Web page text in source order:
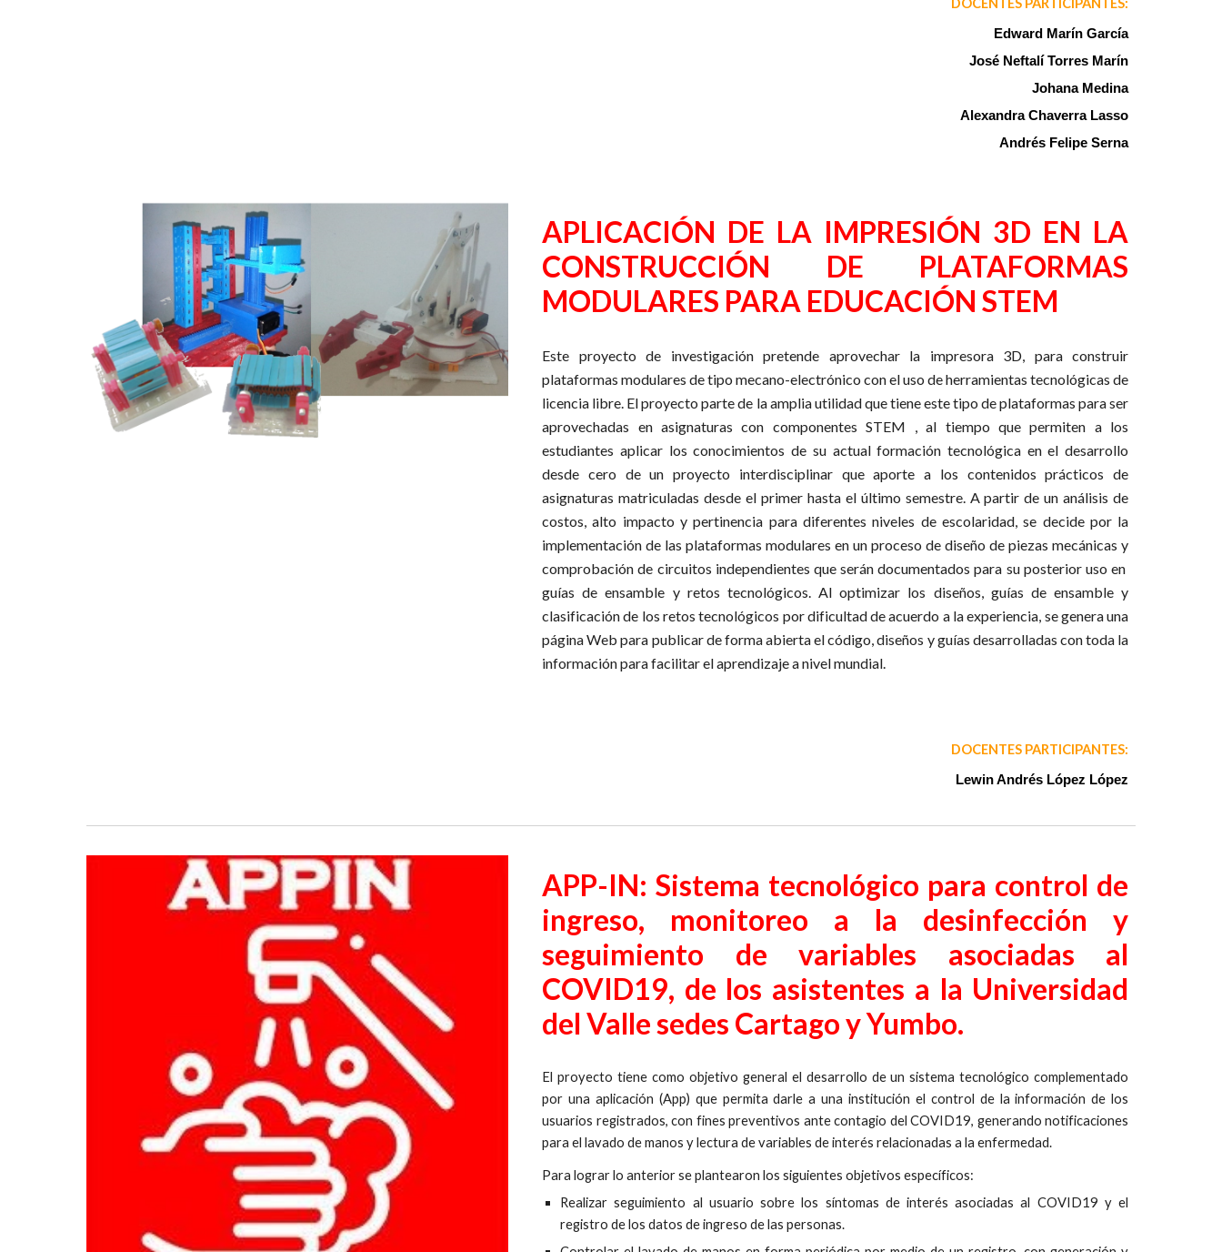
DOCENTES PARTICIPANTES:
Edward Marín García
José Neftalí Torres Marín
Johana Medina
Alexandra Chaverra Lasso
Andrés Felipe Serna
APLICACIÓN DE LA IMPRESIÓN 3D EN LA
CONSTRUCCIÓN DE PLATAFORMAS
MODULARES PARA EDUCACIÓN STEM
Este proyecto de investigación pretende aprovechar la impresora 3D, para construir
plataformas modulares de tipo mecano-electrónico con el uso de herramientas tecnológicas de
licencia libre. El proyecto parte de la amplia utilidad que tiene este tipo de plataformas para ser
aprovechadas en asignaturas con componentes STEM , al tiempo que permiten a los
estudiantes aplicar los conocimientos de su actual formación tecnológica en el desarrollo
desde cero de un proyecto interdisciplinar que aporte a los contenidos prácticos de
asignaturas matriculadas desde el primer hasta el último semestre. A partir de un análisis de
costos, alto impacto y pertinencia para diferentes niveles de escolaridad, se decide por la
implementación de las plataformas modulares en un proceso de diseño de piezas mecánicas y
comprobación de circuitos independientes que serán documentados para su posterior uso en
guías de ensamble y retos tecnológicos. Al optimizar los diseños, guías de ensamble y
clasificación de los retos tecnológicos por dificultad de acuerdo a la experiencia, se genera una
página Web para publicar de forma abierta el código, diseños y guías desarrolladas con toda la
información para facilitar el aprendizaje a nivel mundial.
DOCENTES PARTICIPANTES:
Lewin Andrés López López
APP-IN: Sistema tecnológico para control de
ingreso, monitoreo a la desinfección y
seguimiento de variables asociadas al
COVID19, de los asistentes a la Universidad
del Valle sedes Cartago y Yumbo.
El proyecto tiene como objetivo general el desarrollo de un sistema tecnológico complementado
por una aplicación (App) que permita darle a una institución el control de la información de los
usuarios registrados, con fines preventivos ante contagio del COVID19, generando notificaciones
para el lavado de manos y lectura de variables de interés relacionadas a la enfermedad.
Para lograr lo anterior se plantearon los siguientes objetivos específicos:
Realizar seguimiento al usuario sobre los síntomas de interés asociadas al COVID19 y el
registro de los datos de ingreso de las personas.